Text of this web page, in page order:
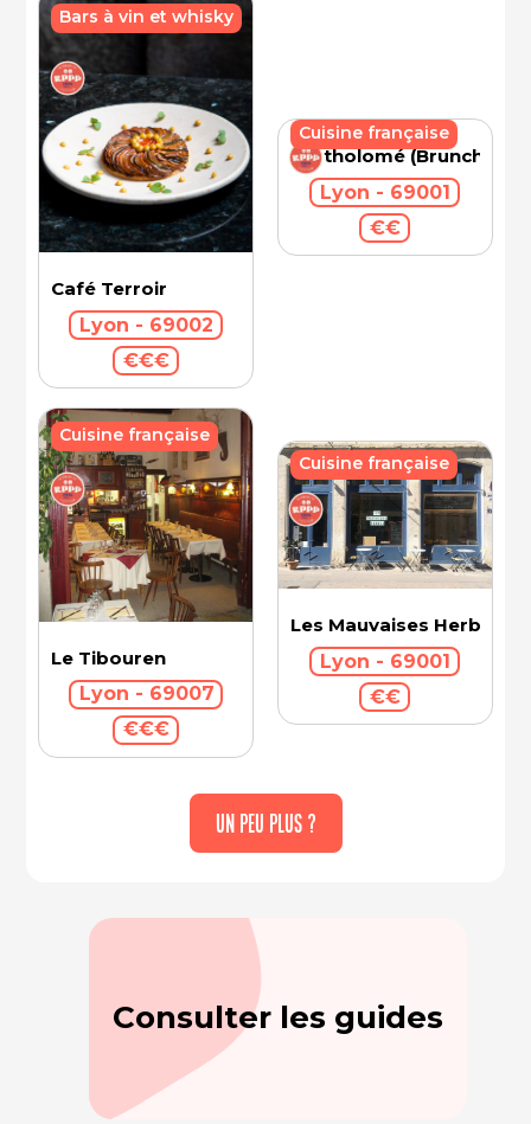
Café Terroir
Lyon - 69002
€€€
Bars à vin et whisky
Bartholomé (Brunch)
Lyon - 69001
€€
Cuisine française
Le Tibouren
Lyon - 69007
€€€
Cuisine française
Les Mauvaises Herbes
Lyon - 69001
€€
Cuisine française
UN PEU PLUS ?
Consulter les guides